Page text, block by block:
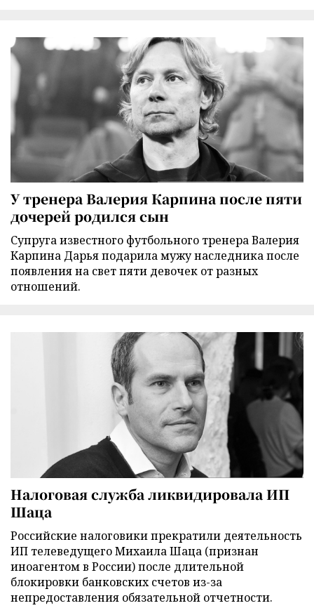
У тренера Валерия Карпина после пяти
дочерей родился сын
Супруга известного футбольного тренера Валерия
Карпина Дарья подарила мужу наследника после
появления на свет пяти девочек от разных
отношений.
Налоговая служба ликвидировала ИП
Шаца
Российские налоговики прекратили деятельность
ИП телеведущего Михаила Шаца (признан
иноагентом в России) после длительной
блокировки банковских счетов из-за
непредоставления обязательной отчетности.